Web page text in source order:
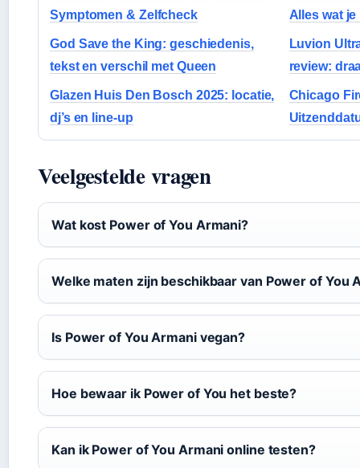
Symptomen & Zelfcheck
Alles wat
God Save the King: geschiedenis,
tekst en verschil met Queen
Luvion
review:
Glazen Huis Den Bosch 2025: locatie,
dj’s en line-up
Chicago
Veelgestelde vragen
Wat kost Power of You Armani?
Welke maten zijn beschikbaar van Power of You
Is Power of You Armani vegan?
Hoe bewaar ik Power of You het beste?
Kan ik Power of You Armani online testen?